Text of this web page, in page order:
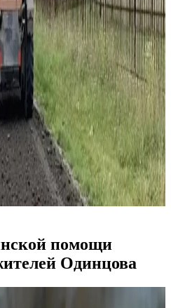
помощи
Одинцова